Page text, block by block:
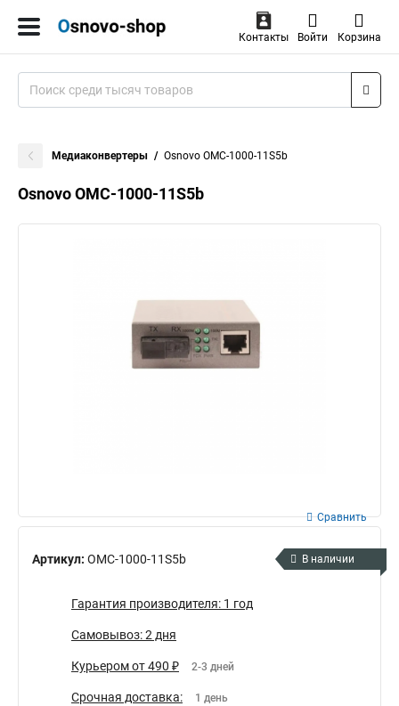
Контакты Войти Корзина
Медиаконвертеры Osnovo OMC-1000-11S5b
Osnovo OMC-1000-11S5b
Артикул: OMC-1000-11S5b
Сравнить
В наличии
Гарантия производителя: 1 год
Самовывоз: 2 дня
Курьером от 490 ₽ 2-3 дней
Срочная доставка: 1 день